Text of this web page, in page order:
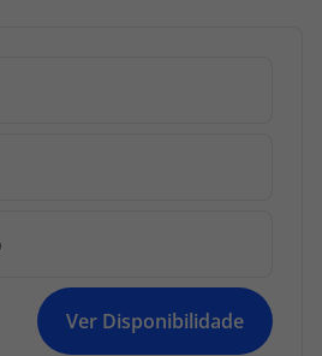
Ver Disponibilidade